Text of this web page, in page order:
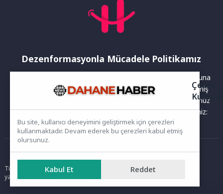
Dezenformasyonla Mücadele Politikamız
Yayınlanan haberler doğruluk ilkesi gözetilerek hazırlanır. Buna
rağmen bazı içeriklerde eksik, hatalı veya güncelliğini yitirmiş
bilgiler bulunabilir.Yanlış veya yanıltıcı olduğunu düşündüğünüz
haberleri aşağıdaki iletişim kanallarından bize bildirebilirsiniz:
Ana Sayfa
Tüm hakları saklıdır. Sitede yer alan içerikler izinsiz kopyalanamaz,
yayımlanamaz ve kullanılamaz.
Çerez
Bu site, kullanıcı deneyimini geliştirmek için çerezleri
kullanmaktadır. Devam ederek bu çerezleri kabul etmiş
olursunuz.
Kabul Et Reddet